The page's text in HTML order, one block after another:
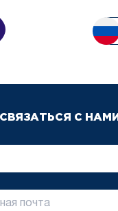
СВЯЗАТЬСЯ С НАМИ